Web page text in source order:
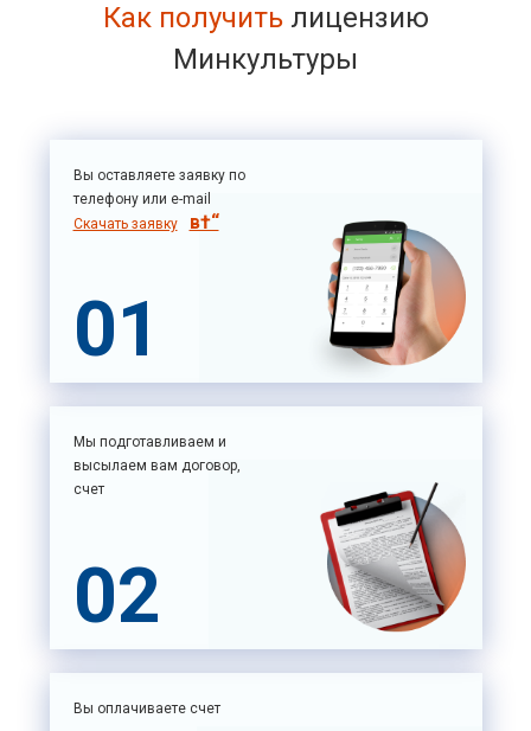
Как получитьлицензию
Минкультуры
Вы оставляете заявку по
телефону или e-mail
Скачать заявку
01
Мы подготавливаем и
высылаем вам договор,
счет
02
Вы оплачиваете счет